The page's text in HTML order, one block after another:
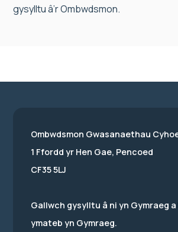
gysylltu â’r Ombwdsmon.
Ombwdsmon Gwasanaethau
1 Ffordd yr Hen Gae, Pencoed
CF35 5LJ
Gallwch gysylltu â ni yn Gymraeg a
ymateb yn Gymraeg.